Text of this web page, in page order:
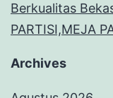
Berkualitas
PARTISI,MEJA
Archives